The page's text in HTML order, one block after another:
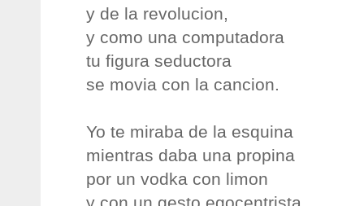
y de la revolucion,
y como una computadora
tu figura seductora
se movia con la cancion.
Yo te miraba de la esquina
mientras daba una propina
por un vodka con limon
y con un gesto egocentrista